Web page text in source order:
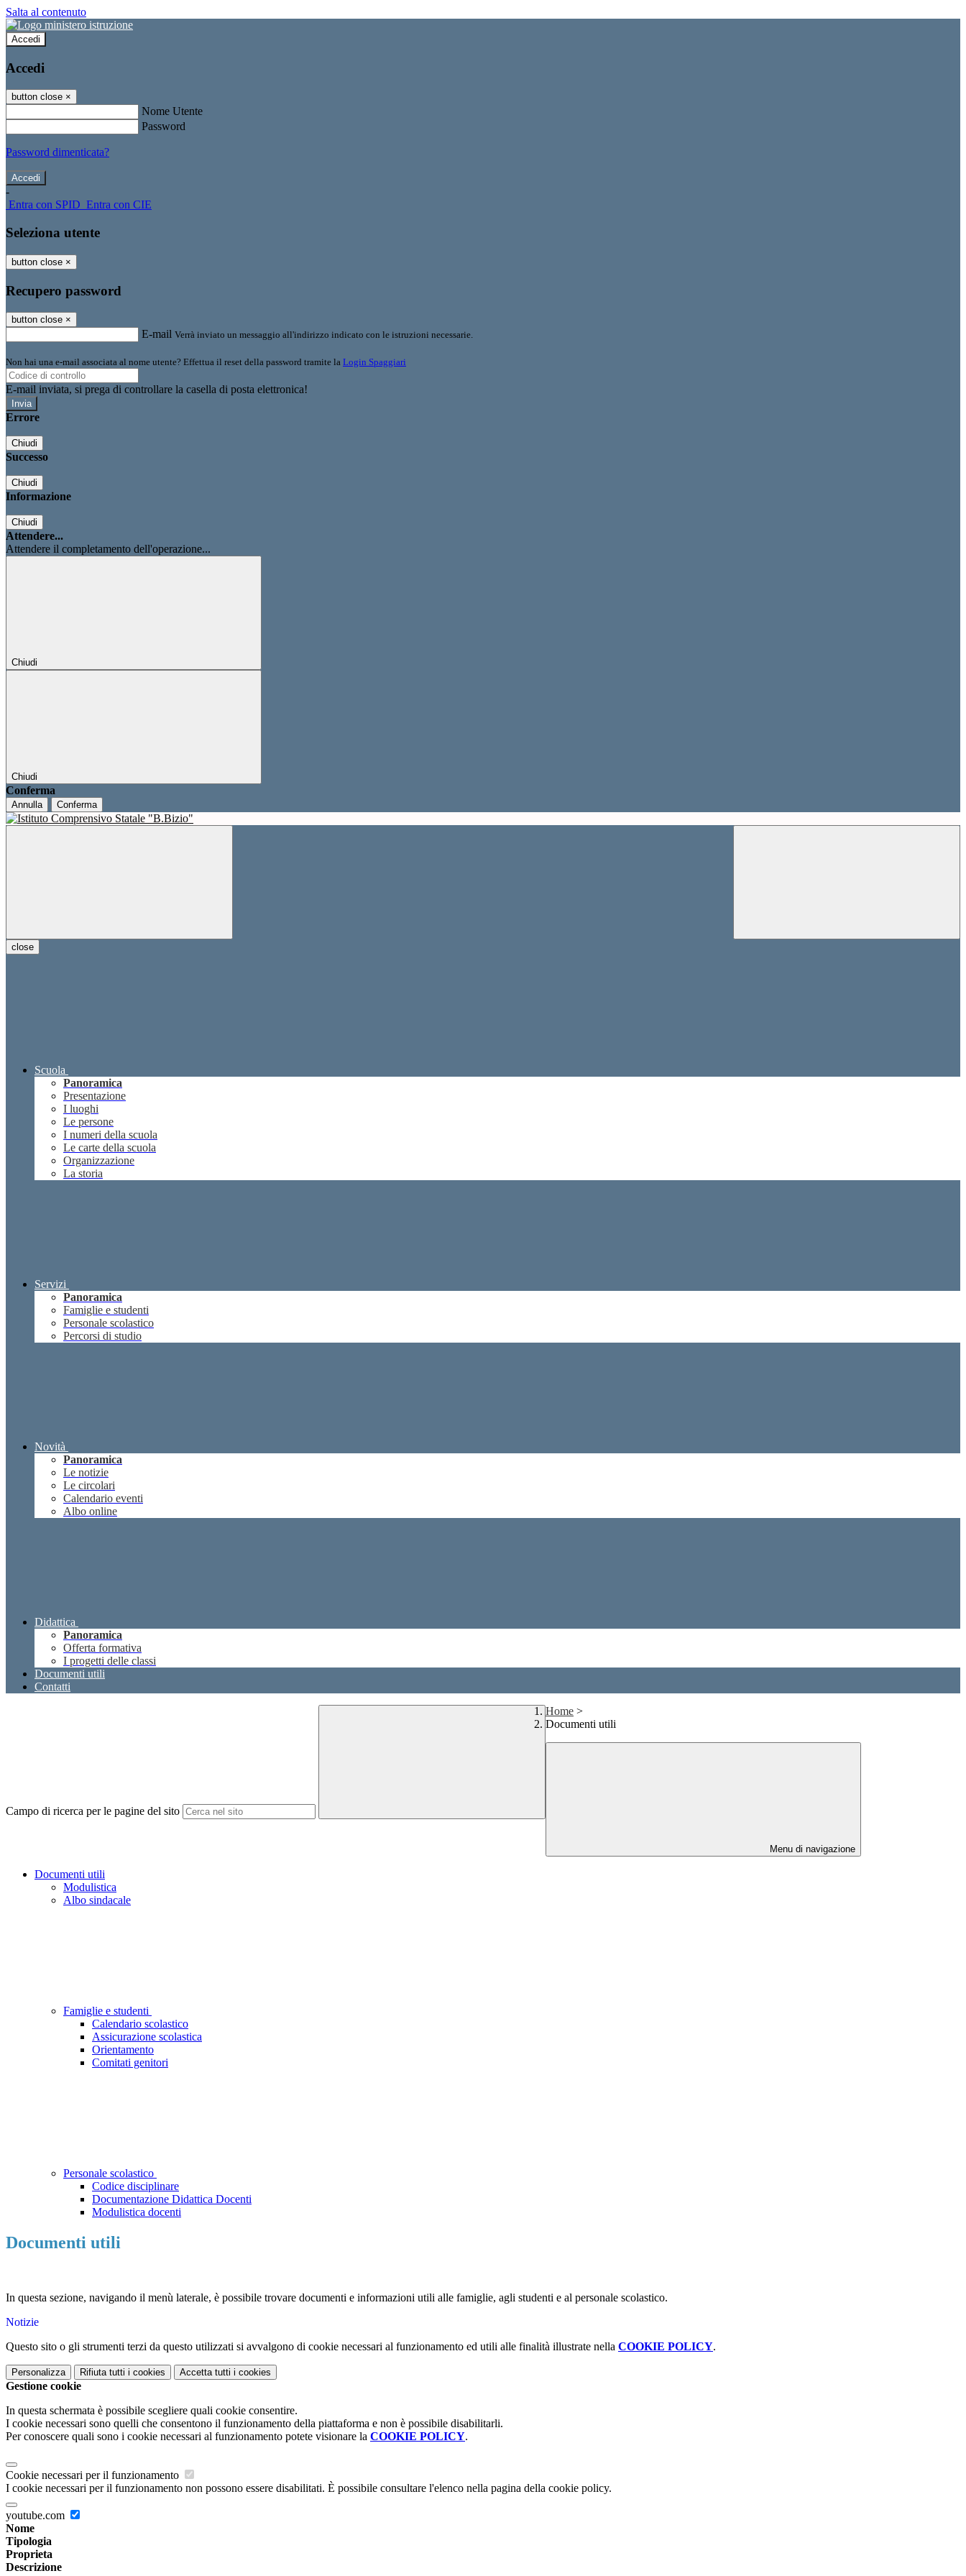
Salta al contenuto
Accedi
Accedi
button close ×
Nome Utente
Password
Password dimenticata?
-
Entra con SPID Entra con CIE
Seleziona utente
button close ×
Recupero password
button close ×
E-mail Verrà inviato un messaggio all'indirizzo indicato con le istruzioni necessarie.
Non hai una e-mail associata al nome utente? Effettua il reset della password tramite la Login Spaggiari
E-mail inviata, si prega di controllare la casella di posta elettronica!
Errore
Chiudi
Successo
Chiudi
Informazione
Chiudi
Attendere...
Attendere il completamento dell'operazione...
Chiudi
Chiudi
Conferma
Annulla Conferma
close
Scuola
Panoramica
Presentazione
I luoghi
Le persone
I numeri della scuola
Le carte della scuola
Organizzazione
La storia
Servizi
Panoramica
Famiglie e studenti
Personale scolastico
Percorsi di studio
Novità
Panoramica
Le notizie
Le circolari
Calendario eventi
Albo online
Didattica
Panoramica
Offerta formativa
I progetti delle classi
Documenti utili
Contatti
Campo di ricerca per le pagine del sito
Home >
Documenti utili
Menu di navigazione
Documenti utili
Modulistica
Albo sindacale
Famiglie e studenti
Calendario scolastico
Assicurazione scolastica
Orientamento
Comitati genitori
Personale scolastico
Codice disciplinare
Documentazione Didattica Docenti
Modulistica docenti
Documenti utili
In questa sezione, navigando il menù laterale, è possibile trovare documenti e informazioni utili alle famiglie, agli studenti e al personale scolastico.
Notizie
Questo sito o gli strumenti terzi da questo utilizzati si avvalgono di cookie necessari al funzionamento ed utili alle finalità illustrate nella COOKIE POLICY.
Personalizza Rifiuta tutti i cookies Accetta tutti i cookies
Gestione cookie
In questa schermata è possibile scegliere quali cookie consentire.
I cookie necessari sono quelli che consentono il funzionamento della piattaforma e non è possibile disabilitarli.
Per conoscere quali sono i cookie necessari al funzionamento potete visionare la COOKIE POLICY.
Cookie necessari per il funzionamento
I cookie necessari per il funzionamento non possono essere disabilitati. È possibile consultare l'elenco nella pagina della cookie policy.
youtube.com
Nome
Tipologia
Proprieta
Descrizione